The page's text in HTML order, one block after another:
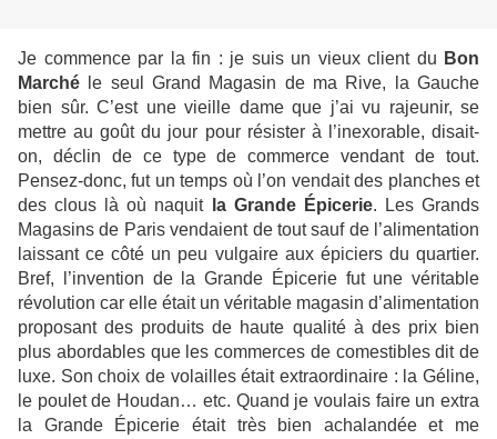
Je commence par la fin : je suis un vieux client du Bon
Marché le seul Grand Magasin de ma Rive, la Gauche
bien sûr. C’est une vieille dame que j’ai vu rajeunir, se
mettre au goût du jour pour résister à l’inexorable, disait-
on, déclin de ce type de commerce vendant de tout.
Pensez-donc, fut un temps où l’on vendait des planches et
des clous là où naquit
la Grande Épicerie. Les Grands
Magasins de Paris vendaient de tout sauf de l’alimentation
laissant ce côté un peu vulgaire aux épiciers du quartier.
Bref, l’invention de la Grande Épicerie fut une véritable
révolution car elle était un véritable magasin d’alimentation
proposant des produits de haute qualité à des prix bien
plus abordables que les commerces de comestibles dit de
luxe. Son choix de volailles était extraordinaire : la Géline,
le poulet de Houdan… etc. Quand je voulais faire un extra
la Grande Épicerie était très bien achalandée et me